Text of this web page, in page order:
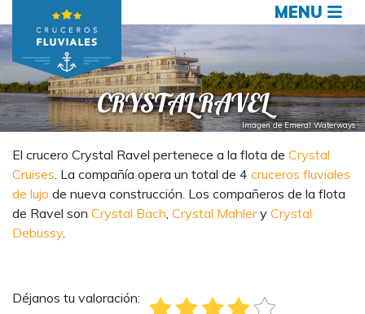
MENU
CRYSTAL RAVEL
Imagen de Emeral Waterways
El crucero Crystal Ravel pertenece a la flota de Crystal
Cruises. La compañía opera un total de 4 cruceros fluviales
de lujo de nueva construcción. Los compañeros de la flota
de Ravel son Crystal Bach, Crystal Mahlery Crystal
Debussy.
Déjanos tu valoración: